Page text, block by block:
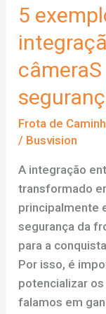
5
Frota de
/ Busvision
A integração
transformado
principalmente
segurança da
para a
Por isso, é
potencializar
falamos em